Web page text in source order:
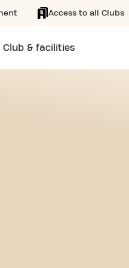
Access to all Clubs
Club & facilities
24/7